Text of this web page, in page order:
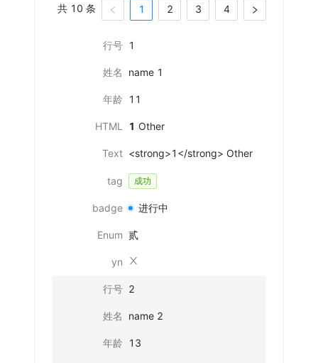
共 10 条 1 2 3 4
行号 1
姓名 name 1
年龄 11
HTML 1 Other
Text <strong>1</strong> Other
tag 成功
badge 进行中
Enum 贰
yn
行号 2
姓名 name 2
年龄 13